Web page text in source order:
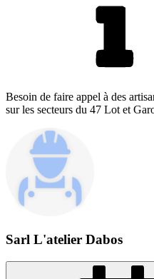
Besoin de faire appel à des
sur les secteurs du 47 Lot et
Sarl L'atelier Dabos